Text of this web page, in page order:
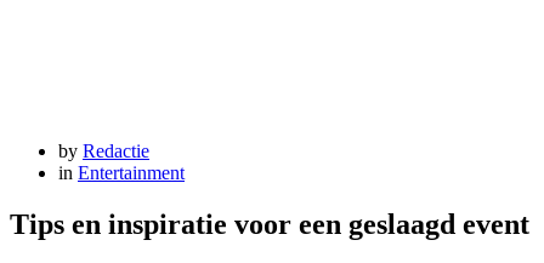
Posted
by Redactie
Posted
in Entertainment
Tips en inspiratie voor een geslaagd event